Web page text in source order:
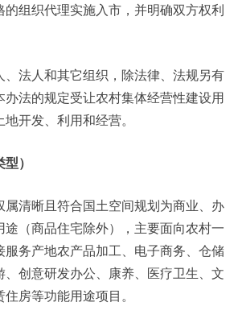
组织代理实施入市，并明确双方权利
法人和其它组织，除法律、法规另有
法的规定受让农村集体经营性建设用
开发、利用和经营。
）
清晰且符合国土空间规划为商业、办
途（商品住宅除外），主要面向农村一
服务产地农产品加工、电子商务、仓储
、创意研发办公、康养、医疗卫生、文
房等功能用途项目。